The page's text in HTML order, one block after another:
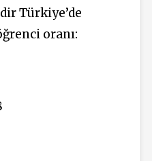
Türkiye’de
oranı: